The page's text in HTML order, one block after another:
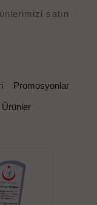
satın
Promosyonlar